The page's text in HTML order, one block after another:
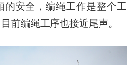
的安全，编绳工作是整个工
前编绳工序也接近尾声。